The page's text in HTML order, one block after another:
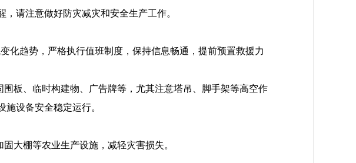
请注意做好防灾减灾和安全生产工作。
趋势，严格执行值班制度，保持信息畅通，提前预置救援力
板、临时构建物、广告牌等，尤其注意塔吊、脚手架等高空作
设备安全稳定运行。
大棚等农业生产设施，减轻灾害损失。